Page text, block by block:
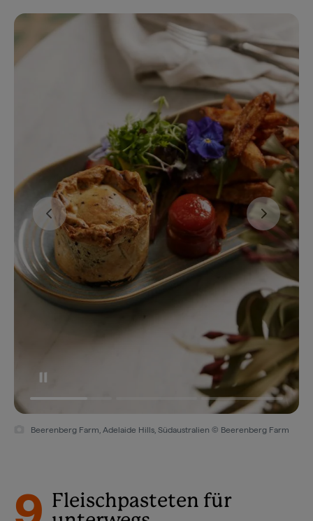
Beerenberg Farm, Adelaide Hills, Südaustralien © Beerenberg Farm
Fleischpasteten für